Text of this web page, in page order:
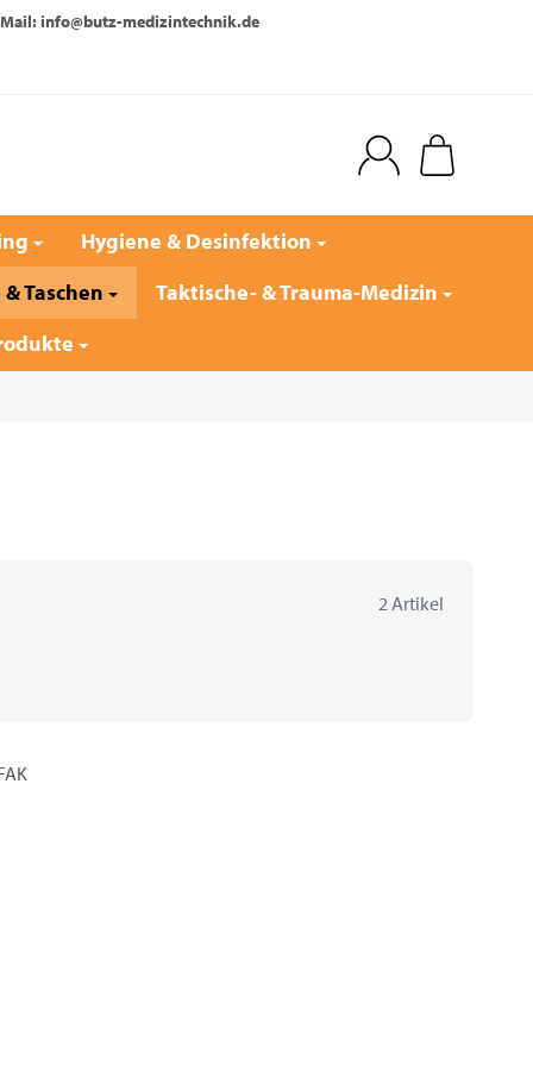
Mail: info@butz-medizintechnik.de
Hygiene & Desinfektion
Taschen
Taktische- & Trauma-Medizin
2 Artikel